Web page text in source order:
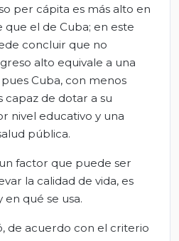
per cápita es más alto en
que el de Cuba; en este
concluir que no
alto equivale a una
Cuba, con menos
de dotar a su
nivel educativo y una
pública.
factor que puede ser
la calidad de vida, es
qué se usa.
de acuerdo con el criterio